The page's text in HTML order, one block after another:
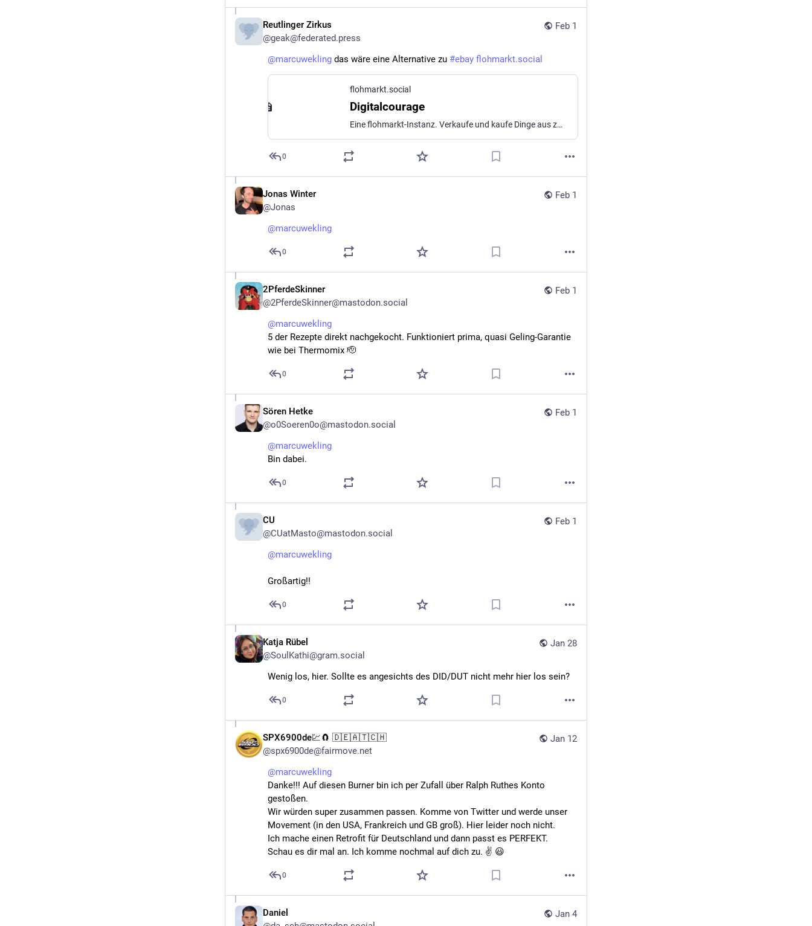
Feb 1
Reutlinger Zirkus
@geak@federated.press
@marcuwekling das wäre eine Alternative zu #ebay flohmarkt.social
flohmarkt.social
Digitalcourage
Eine flohmarkt-Instanz. Verkaufe und kaufe Dinge aus zweiter Hand von anderen Nutzern.
0
Feb 1
Jonas Winter
@Jonas
@marcuwekling
0
Feb 1
2PferdeSkinner
@2PferdeSkinner@mastodon.social
@marcuwekling
5 der Rezepte direkt nachgekocht. Funktioniert prima, quasi Geling-Garantie
wie bei Thermomix 🫡
0
Feb 1
Sören Hetke
@o0Soeren0o@mastodon.social
@marcuwekling
Bin dabei.
0
Feb 1
CU
@CUatMasto@mastodon.social
@marcuwekling
Großartig!!
0
Jan 28
Katja Rübel
@SoulKathi@gram.social
Wenig los, hier. Sollte es angesichts des DID/DUT nicht mehr hier los sein?
0
Jan 12
SPX6900de💹🧲 🇩🇪🇦🇹🇨🇭
@spx6900de@fairmove.net
@marcuwekling
Danke!!! Auf diesen Burner bin ich per Zufall über Ralph Ruthes Konto
gestoßen.
Wir würden super zusammen passen. Komme von Twitter und werde unser
Movement (in den USA, Frankreich und GB groß). Hier leider noch nicht.
Ich mache einen Retrofit für Deutschland und dann passt es PERFEKT.
Schau es dir mal an. Ich komme nochmal auf dich zu. ✌️ 😃
0
Jan 4
Daniel